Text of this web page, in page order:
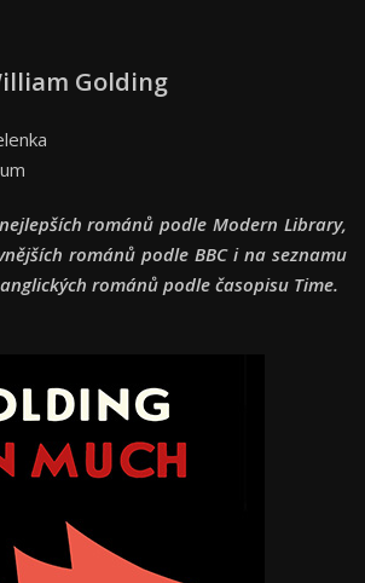
Golding
románů podle Modern Library,
románů podle BBC i na seznamu
románů podle časopisu Time.